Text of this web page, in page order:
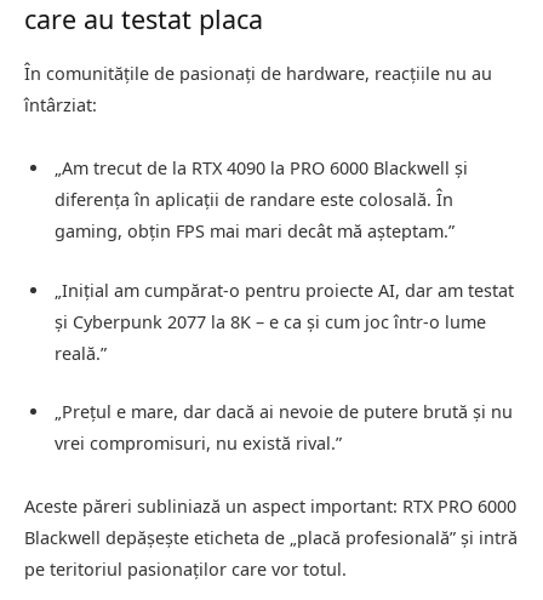
care au testat placa
În comunitățile de pasionați de hardware, reacțiile nu au
întârziat:
„Am trecut de la RTX 4090 la PRO 6000 Blackwell și
diferența în aplicații de randare este colosală. În
gaming, obțin FPS mai mari decât mă așteptam.”
„Inițial am cumpărat-o pentru proiecte AI, dar am testat
și Cyberpunk 2077 la 8K – e ca și cum joc într-o lume
reală.”
„Prețul e mare, dar dacă ai nevoie de putere brută și nu
vrei compromisuri, nu există rival.”
Aceste păreri subliniază un aspect important: RTX PRO 6000
Blackwell depășește eticheta de „placă profesională” și intră
pe teritoriul pasionaților care vor totul.